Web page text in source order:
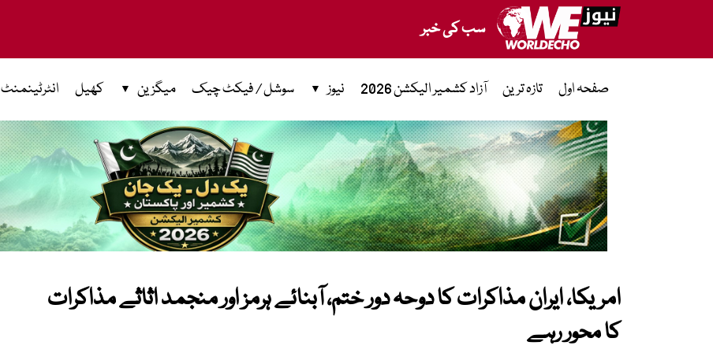
سب کی خبر
صفحہ اول تازہ ترین آزاد کشمیر الیکشن 2026 نیوز سوشل / فیکٹ چیک میگزین کھیل انٹرٹینمنٹ
امریکا، ایران مذاکرات کا دوحہ دور ختم، آبنائے ہرمز اور منجمد اثاثے مذاکرات
کا محور رہے